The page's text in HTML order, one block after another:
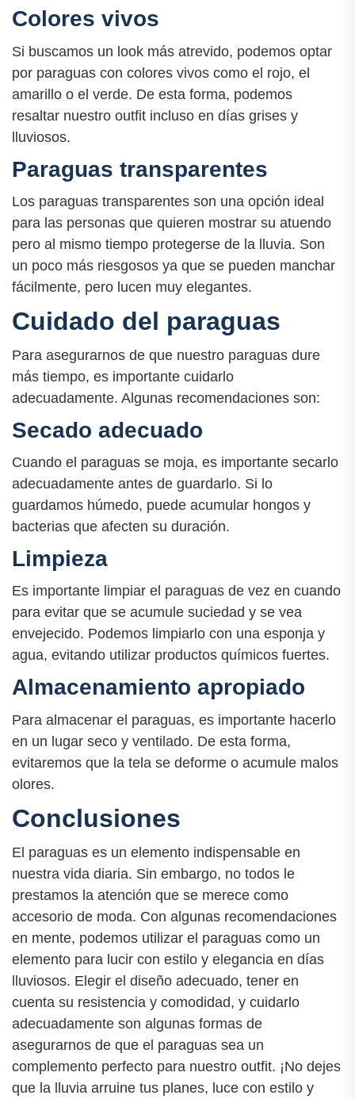
Colores vivos
Si buscamos un look más atrevido, podemos optar
por paraguas con colores vivos como el rojo, el
amarillo o el verde. De esta forma, podemos
resaltar nuestro outfit incluso en días grises y
lluviosos.
Paraguas transparentes
Los paraguas transparentes son una opción ideal
para las personas que quieren mostrar su atuendo
pero al mismo tiempo protegerse de la lluvia. Son
un poco más riesgosos ya que se pueden manchar
fácilmente, pero lucen muy elegantes.
Cuidado del paraguas
Para asegurarnos de que nuestro paraguas dure
más tiempo, es importante cuidarlo
adecuadamente. Algunas recomendaciones son:
Secado adecuado
Cuando el paraguas se moja, es importante secarlo
adecuadamente antes de guardarlo. Si lo
guardamos húmedo, puede acumular hongos y
bacterias que afecten su duración.
Limpieza
Es importante limpiar el paraguas de vez en cuando
para evitar que se acumule suciedad y se vea
envejecido. Podemos limpiarlo con una esponja y
agua, evitando utilizar productos químicos fuertes.
Almacenamiento apropiado
Para almacenar el paraguas, es importante hacerlo
en un lugar seco y ventilado. De esta forma,
evitaremos que la tela se deforme o acumule malos
olores.
Conclusiones
El paraguas es un elemento indispensable en
nuestra vida diaria. Sin embargo, no todos le
prestamos la atención que se merece como
accesorio de moda. Con algunas recomendaciones
en mente, podemos utilizar el paraguas como un
elemento para lucir con estilo y elegancia en días
lluviosos. Elegir el diseño adecuado, tener en
cuenta su resistencia y comodidad, y cuidarlo
adecuadamente son algunas formas de
asegurarnos de que el paraguas sea un
complemento perfecto para nuestro outfit. ¡No dejes
que la lluvia arruine tus planes, luce con estilo y